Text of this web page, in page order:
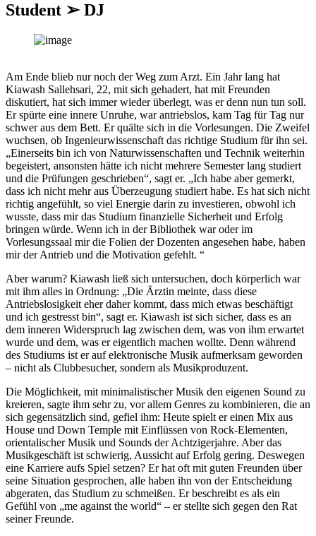
Student ➢ DJ
Am Ende blieb nur noch der Weg zum Arzt. Ein Jahr lang hat
Kiawash Sallehsari, 22, mit sich gehadert, hat mit Freunden
diskutiert, hat sich immer wieder überlegt, was er denn nun tun soll.
Er spürte eine innere Unruhe, war antriebslos, kam Tag für Tag nur
schwer aus dem Bett. Er quälte sich in die Vorlesungen. Die Zweifel
wuchsen, ob Ingenieurwissenschaft das richtige Studium für ihn sei.
„Einerseits bin ich von Naturwissenschaften und Technik weiterhin
begeistert, ansonsten hätte ich nicht mehrere Semester lang studiert
und die Prüfungen geschrieben“, sagt er. „Ich habe aber gemerkt,
dass ich nicht mehr aus Überzeugung studiert habe. Es hat sich nicht
richtig angefühlt, so viel Energie darin zu investieren, obwohl ich
wusste, dass mir das Studium finanzielle Sicherheit und Erfolg
bringen würde. Wenn ich in der Bibliothek war oder im
Vorlesungssaal mir die Folien der Dozenten angesehen habe, haben
mir der Antrieb und die Motivation gefehlt. “
Aber warum? Kiawash ließ sich untersuchen, doch körperlich war
mit ihm alles in Ordnung: „Die Ärztin meinte, dass diese
Antriebslosigkeit eher daher kommt, dass mich etwas beschäftigt
und ich gestresst bin“, sagt er. Kiawash ist sich sicher, dass es an
dem inneren Widerspruch lag zwischen dem, was von ihm erwartet
wurde und dem, was er eigentlich machen wollte. Denn während
des Studiums ist er auf elektronische Musik aufmerksam geworden
– nicht als Clubbesucher, sondern als Musikproduzent.
Die Möglichkeit, mit minimalistischer Musik den eigenen Sound zu
kreieren, sagte ihm sehr zu, vor allem Genres zu kombinieren, die an
sich gegensätzlich sind, gefiel ihm: Heute spielt er einen Mix aus
House und Down Temple mit Einflüssen von Rock-Elementen,
orientalischer Musik und Sounds der Achtzigerjahre. Aber das
Musikgeschäft ist schwierig, Aussicht auf Erfolg gering. Deswegen
eine Karriere aufs Spiel setzen? Er hat oft mit guten Freunden über
seine Situation gesprochen, alle haben ihn von der Entscheidung
abgeraten, das Studium zu schmeißen. Er beschreibt es als ein
Gefühl von „me against the world“ – er stellte sich gegen den Rat
seiner Freunde.